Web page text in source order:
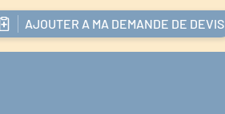
AJOUTER A MA DEMANDE DE DEVIS